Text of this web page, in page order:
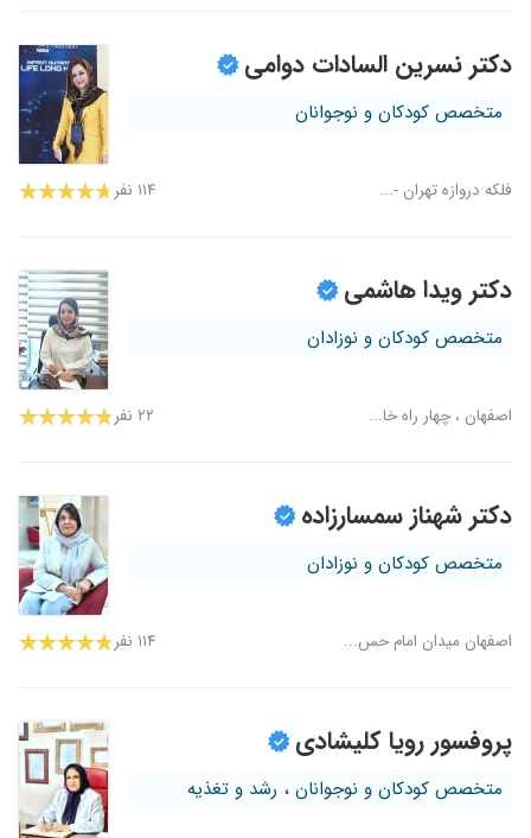
دکتر نسرین السادات دوامی
متخصص کودکان و نوجوانان
فلکه دروازه تهران -... ۱۱۴ نفر
دکتر ویدا هاشمی
متخصص کودکان و نوزادان
اصفهان ، چهار راه خا... ۲۲ نفر
دکتر شهناز سمسارزاده
متخصص کودکان و نوزادان
اصفهان میدان امام حس... ۱۱۴ نفر
پروفسور رویا کلیشادی
متخصص کودکان و نوجوانان ، رشد و تغذیه